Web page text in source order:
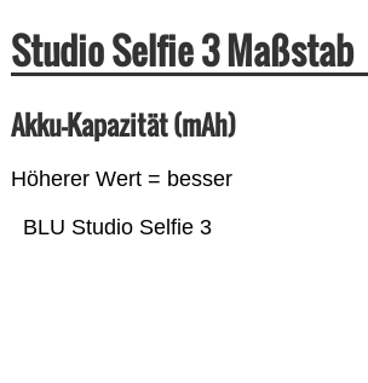
Studio Selfie 3 Maßstab
Akku-Kapazität (mAh)
Höherer Wert = besser
BLU Studio Selfie 3